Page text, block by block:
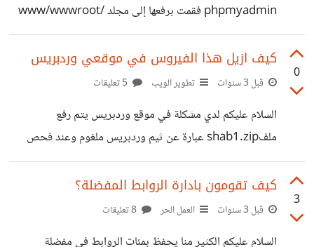
phpmyadmin فقمت برفعها إلى مجلد /www/wwwroot
في السرفر nginx . عندما استخدم الترمنال الخاص بالسرفر
بلوحة aapanel لتنفيد الأمر التالي mysql -dbalfa -p
dbalfa > database.sql بعد ادخال كلمة مرور قاعدة البيانات
0
كيف ازيل هذا الفيروس في موقعي وردبريس
قبل 3 سنوات تطوير الويب
السلام عليكم لدي مشكلة في موقع وردبريس يتم رفع
ملفshab1.zip عبارة عن ثيم وردبريس ملغوم وعند فحص
موقعي ب virustotal يظهر لي هذا
https://suar.me/JV989 كيف ازيله هذا التلغيم
3
كيف تقومون بادارة الروابط المفضلة؟
قبل 3 سنوات العمل الحر
السلام عليكم الكثير منا يحفظ بمئات الروابط في مفضلة